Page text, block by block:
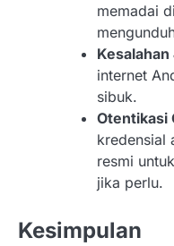
memadai
internet
sibuk.
Otentikasi
kredensial
resmi
jika perlu.
Kesimpulan